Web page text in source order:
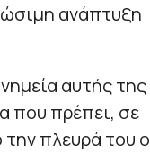
ανάπτυξη
αυτής της
που πρέπει, σε
την πλευρά του ο